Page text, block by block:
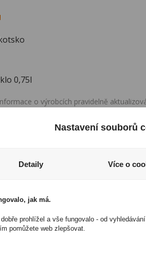
0,75l
o výrobcích pravidelně
nesprávné informace. To však nemá
jsou podávány pouze pro osobní
souhlasu DonPealo ani bez
Nastavení souborů
Detaily Více o
jak má.
prohlížel a vše fungovalo - od
pomůžete web zlepšovat.